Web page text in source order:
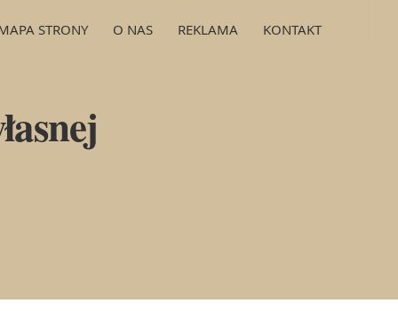
STRONY O NAS REKLAMA KONTAKT